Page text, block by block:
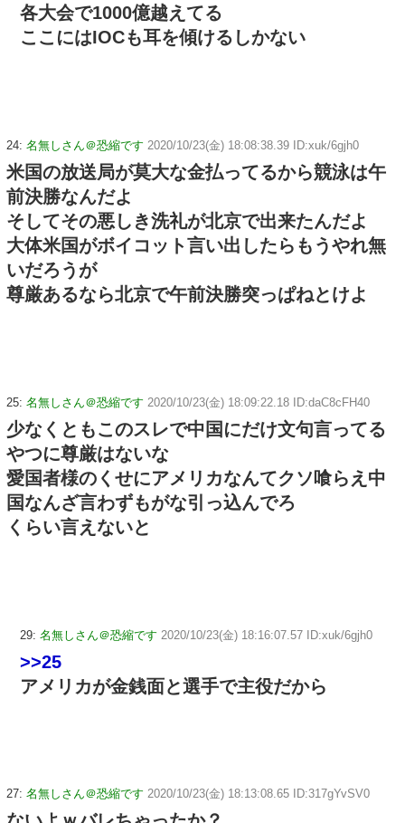
各大会で1000億越えてる
ここにはIOCも耳を傾けるしかない
24: 名無しさん＠恐縮です 2020/10/23(金) 18:08:38.39 ID:xuk/6gjh0
米国の放送局が莫大な金払ってるから競泳は午
前決勝なんだよ
そしてその悪しき洗礼が北京で出来たんだよ
大体米国がボイコット言い出したらもうやれ無
いだろうが
尊厳あるなら北京で午前決勝突っぱねとけよ
25: 名無しさん＠恐縮です 2020/10/23(金) 18:09:22.18 ID:daC8cFH40
少なくともこのスレで中国にだけ文句言ってる
やつに尊厳はないな
愛国者様のくせにアメリカなんてクソ喰らえ中
国なんざ言わずもがな引っ込んでろ
くらい言えないと
29: 名無しさん＠恐縮です 2020/10/23(金) 18:16:07.57 ID:xuk/6gjh0
>>25
アメリカが金銭面と選手で主役だから
27: 名無しさん＠恐縮です 2020/10/23(金) 18:13:08.65 ID:317gYvSV0